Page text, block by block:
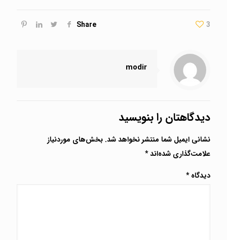
Share 3
modir
دیدگاهتان را بنویسید
نشانی ایمیل شما منتشر نخواهد شد. بخش‌های موردنیاز
علامت‌گذاری شده‌اند*
دیدگاه*